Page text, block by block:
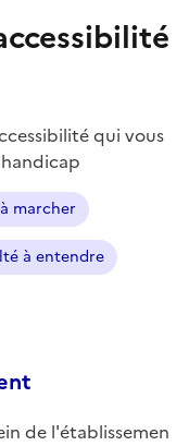
qui vous
marcher
à entendre
de l'établissemen